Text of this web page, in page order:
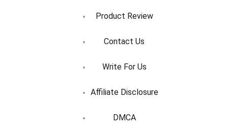
Product Review
Contact Us
Write For Us
Affiliate Disclosure
DMCA